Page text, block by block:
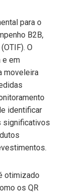
para o
B2B,
O
e em
moveleira
identificar
significativos
otimizado
os QR